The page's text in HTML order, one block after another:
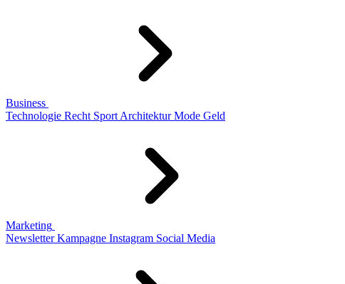
Business
Technologie Recht Sport Architektur Mode Geld
Marketing
Newsletter Kampagne Instagram Social Media